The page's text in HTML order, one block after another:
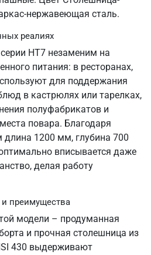
нержавеющая сталь.
реалиях
HT7 незаменим на
питания: в ресторанах,
для поддержания
в кастрюлях или тарелках,
полуфабрикатов и
повара. Благодаря
1200 мм, глубина 700
вписывается даже
делая работу
преимущества
модели – продуманная
и прочная столешница из
430 выдерживают